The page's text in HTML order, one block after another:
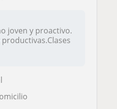
joven y proactivo.
productivas.Clases